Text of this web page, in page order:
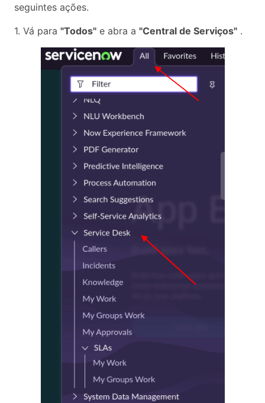
seguintes ações.
1. Vá para "Todos" e abra a "Central de Serviços" .